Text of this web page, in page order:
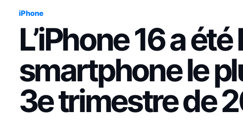
iPhone
L’iPhone 16 a été
smartphone le
3e trimestre de